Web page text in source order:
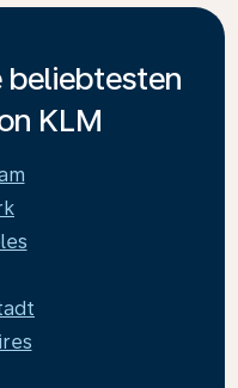
beliebtesten
KLM